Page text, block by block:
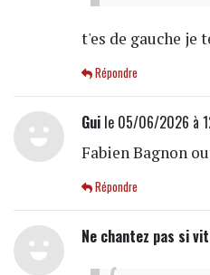
t'es de gauche je
Répondre
Guile 05/06/2026 à
Fabien Bagnon
Répondre
Ne chantez pas si